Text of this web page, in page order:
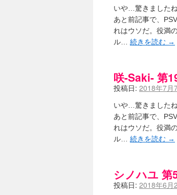
アルカ茄子 / 戒
竹ブログ - 咲-
SSSSS(-saki-し
せのたけくらべ -
咏-Uta-ブログ編
あこしず日和！ -
ニワカ王者 / 【
のよーなのよー -
Yaranakya » 咲-
おもちがなくて
咲-Saki-の舞台が
りりーがーる（
洋榎-youka- / お知
オレのぞん / 咲
飛鳥の巣 - 咲-
遊び半分 / もうす
いや…驚きました
あと前記事で、
れはウソだ。役満
ル… 続きを読む →
咲-Saki- 第
投稿日: 2018年7月
いや…驚きました
あと前記事で、
れはウソだ。役満
ル… 続きを読む →
シノハユ 第
投稿日: 2018年6月